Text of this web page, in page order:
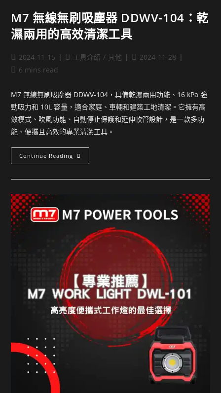
M7 無線無刷吸塵器 DDWV-104：乾
濕兩用的高效清潔工具
2024-11-15 工具介紹 / 其他
2024-11-28
6 mins read
M7 無線無刷吸塵器 DDWV-104，具備乾濕兩用功能、16 kPa 強
勁吸力和 10L 容量，適合家庭、車輛和建築工地清潔。它擁有高
效模式、吹風功能、自動停止保護和延伸軟管設計，是一款多功
能、便攜且高效的專業清潔工具。
Continue Reading